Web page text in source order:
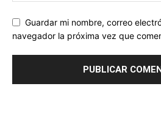
Guardar mi nombre, correo
navegador la próxima vez que